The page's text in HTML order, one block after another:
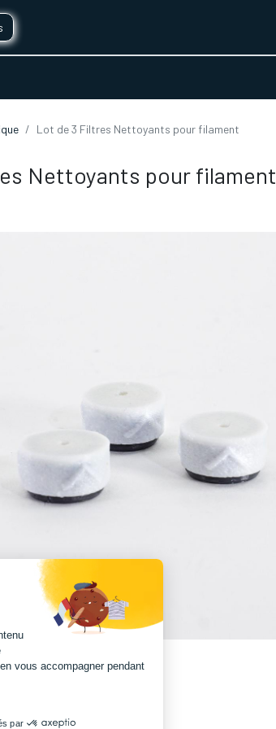
Lot de 3 Filtres Nettoyants pour filament
Nettoyants pour filament
vous accompagner pendant
par